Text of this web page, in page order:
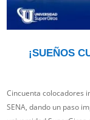
¡SUEÑOS
Cincuenta colocadores
SENA, dando un paso